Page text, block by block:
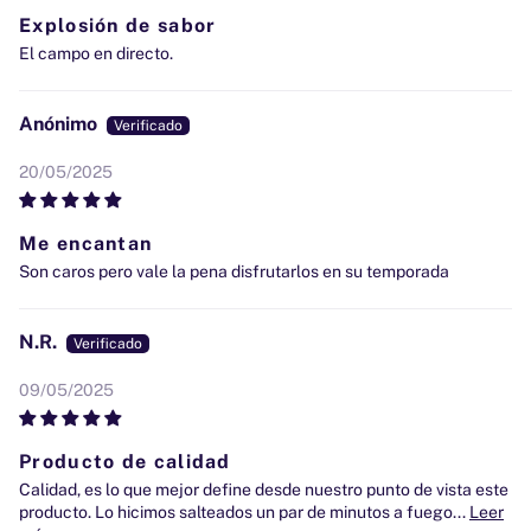
Explosión de sabor
El campo en directo.
20/05/2025
Anónimo
Me encantan
Son caros pero vale la pena disfrutarlos en su temporada
09/05/2025
N.R.
Producto de calidad
Calidad, es lo que mejor define desde nuestro punto de vista este
producto. Lo hicimos salteados un par de minutos a fuego... Leer